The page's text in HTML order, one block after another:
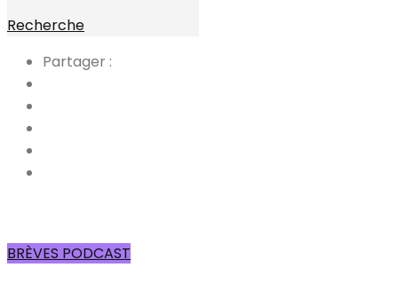
Recherche
Partager :
BRÈVES PODCAST